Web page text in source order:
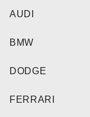
AUDI
BMW
DODGE
FERRARI